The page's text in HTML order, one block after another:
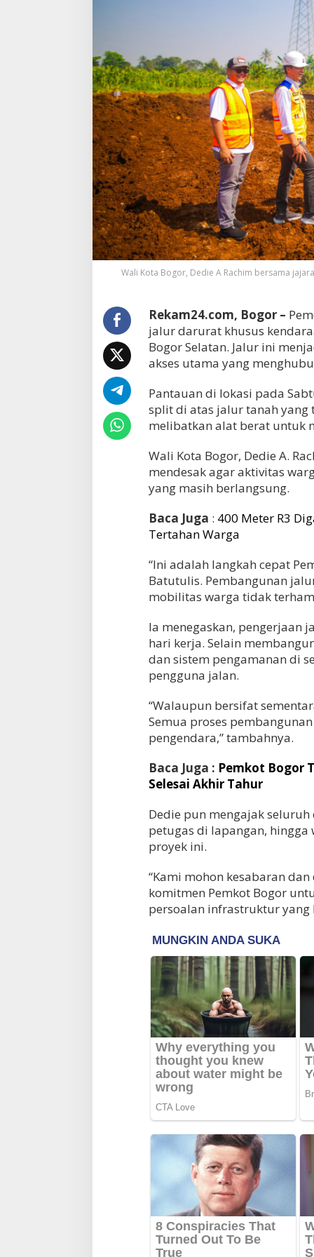
Wali Kota Bogor, Dedie A Rachim bersama
Rekam24.com, Bogor –
jalur darurat khusus
Bogor Selatan. Jalur ini
akses utama yang
Pantauan di lokasi pada
split di atas jalur tanah yang
melibatkan alat berat untuk
Wali Kota Bogor, Dedie A.
mendesak agar aktivitas
yang masih berlangsung.
Baca Juga : 400 Meter R3
Tertahan Warga
“Ini adalah langkah cepat
Batutulis. Pembangunan
mobilitas warga tidak
Ia menegaskan, pengerjaan
hari kerja. Selain
dan sistem pengamanan di
pengguna jalan.
“Walaupun bersifat
Semua proses
pengendara,” tambahnya.
Baca Juga : Pemkot Bogor
Selesai Akhir Tahur
Dedie pun mengajak
petugas di lapangan,
proyek ini.
“Kami mohon kesabaran
komitmen Pemkot Bogor
persoalan infrastruktur yang